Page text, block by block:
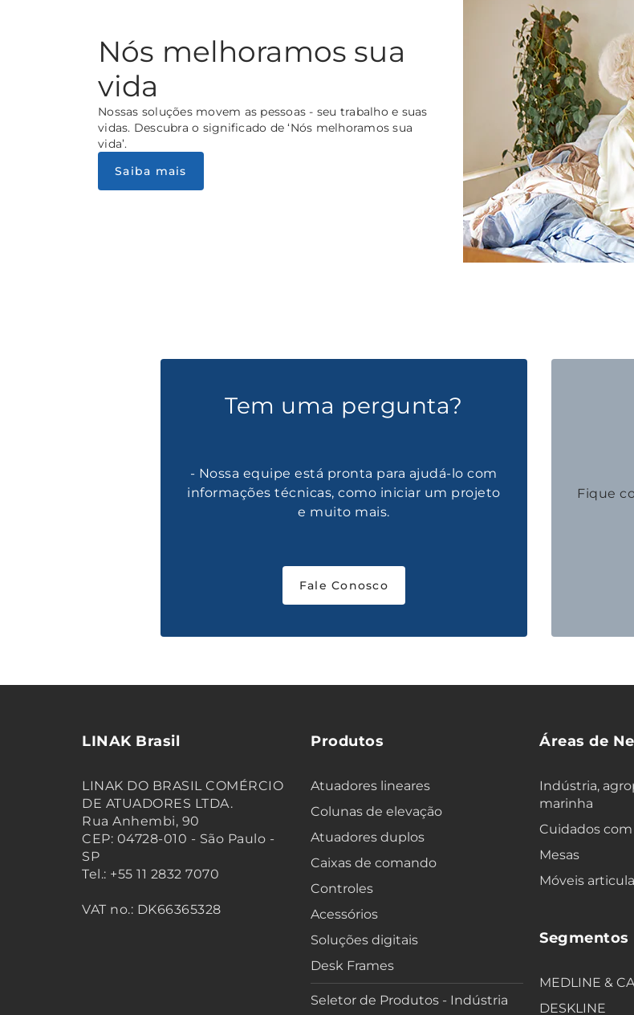
Nós melhoramos sua
vida
Nossas soluções movem as pessoas - seu trabalho e suas
vidas. Descubra o significado de ‘Nós melhoramos sua
vida’.
Saiba mais
Tem uma pergunta?
- Nossa equipe está pronta para ajudá-lo com
informações técnicas, como iniciar um projeto
e muito mais.
Fale Conosco
Fique
LINAK Brasil
LINAK DO BRASIL COMÉRCIO
DE ATUADORES LTDA.
Rua Anhembi, 90
CEP: 04728-010 - São Paulo -
SP
Tel.: +55 11 2832 7070
VAT no.: DK66365328
Produtos
Atuadores lineares
Colunas de elevação
Atuadores duplos
Caixas de comando
Controles
Acessórios
Soluções digitais
Desk Frames
Seletor de Produtos - Indústria
Áreas de
Indústria,
marinha
Cuidados com
Mesas
Móveis
Segmentos
MEDLINE &
DESKLINE